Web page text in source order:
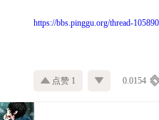
https://bbs.pinggu.org/thread-
点赞 1 0.0154